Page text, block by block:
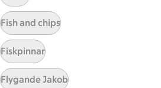
Start
Fish and chips
Fiskpinnar
Flygande Jakob